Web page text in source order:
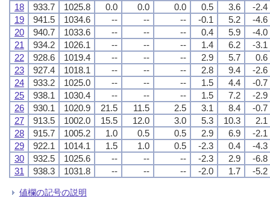
18
933.7 1025.8 0.0 0.0 0.0 0.5 3.6
-2.4
19
941.5 1034.6 -- -- -- -0.1 5.2
-4.6
20
940.7 1033.6 -- -- -- 0.4 5.9
-4.0
21
934.2 1026.1 -- -- -- 1.4 6.2
-3.1
22
928.6 1019.4 -- -- -- 2.9 5.7
0.6
23
927.4 1018.1 -- -- -- 2.8 9.4
-2.6
24
933.2 1025.0 -- -- -- 1.5 4.4
-0.7
25
938.1 1030.4 -- -- -- 1.5 7.2
-2.9
26
930.1 1020.9 21.5 11.5 2.5 3.1 8.4
-0.7
27
913.5 1002.0 15.5 12.0 3.0 5.3 10.3
2.1
28
915.7 1005.2 1.0 0.5 0.5 2.9 6.9
-2.1
29
922.1 1014.1 1.5 1.0 0.5 -2.3 0.4
-4.3
30
932.5 1025.6 -- -- -- -2.3 2.9
-6.8
31
938.3 1031.8 -- -- -- -2.0 1.7 -5.2
値欄の記号の説明